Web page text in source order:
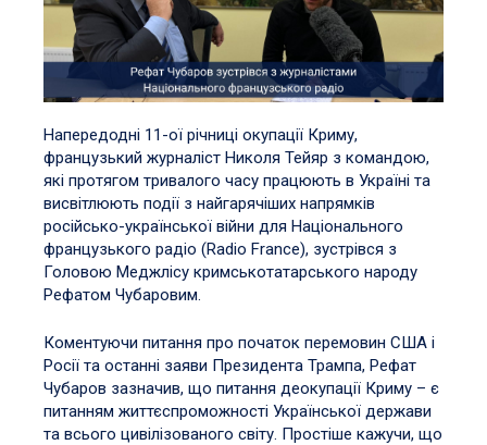
Напередодні 11-ої річниці окупації Криму,
французький журналіст Николя Тейяр з командою,
які протягом тривалого часу працюють в Україні та
висвітлюють події з найгарячіших напрямків
російсько-української війни для Національного
французького радіо (Radio France), зустрівся з
Головою Меджлісу кримськотатарського народу
Рефатом Чубаровим.
Коментуючи питання про початок перемовин США і
Росії та останні заяви Президента Трампа, Рефат
Чубаров зазначив, що питання деокупації Криму – є
питанням життєспроможності Української держави
та всього цивілізованого світу. Простіше кажучи, що